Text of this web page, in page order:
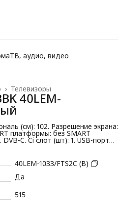
ТВ, аудио, видео
Телевизоры
›
40LEM-
(см): 102. Разрешение экрана:
платформы: без SMART
C. Ci слот (шт): 1. USB-порт
черный
40LEM-1033/FTS2C (B)
Да
515